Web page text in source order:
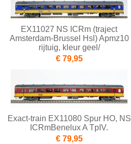
EX11027 NS ICRm (traject
Amsterdam-Brussel Hsl) Apmz10
rijtuig, kleur geel/
€ 79,95
Exact-train EX11080 Spur HO, NS
ICRmBenelux A TpIV.
€ 79,95